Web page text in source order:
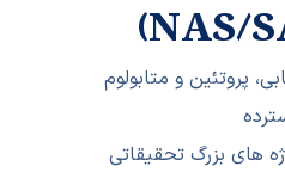
پروتئین و متابولوم
های بزرگ تحقیقاتی